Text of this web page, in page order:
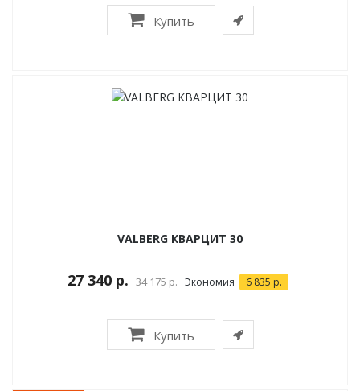
Купить
VALBERG КВАРЦИТ 30
27 340 р. 34 175 р. Экономия 6 835 р.
Купить